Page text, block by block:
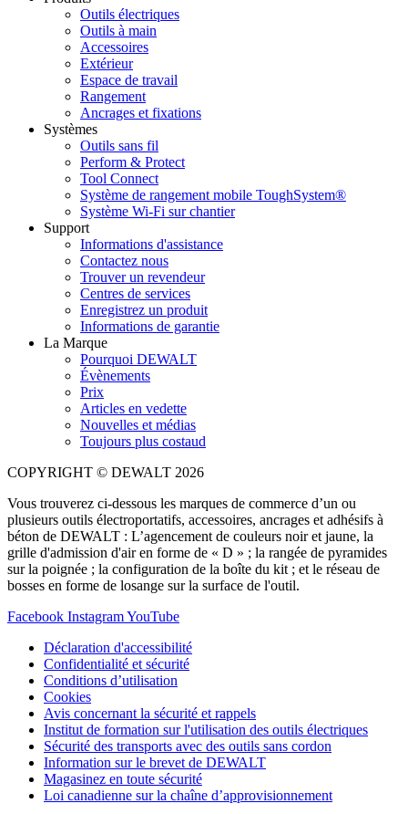
Outils électriques
Outils à main
Accessoires
Extérieur
Espace de travail
Rangement
Ancrages et fixations
Systèmes
Outils sans fil
Perform & Protect
Tool Connect
Système de rangement mobile ToughSystem®
Système Wi-Fi sur chantier
Support
Informations d'assistance
Contactez nous
Trouver un revendeur
Centres de services
Enregistrez un produit
Informations de garantie
La Marque
Pourquoi DEWALT
Évènements
Prix
Articles en vedette
Nouvelles et médias
Toujours plus costaud
COPYRIGHT © DEWALT 2026
Vous trouverez ci-dessous les marques de commerce d’un ou
plusieurs outils électroportatifs, accessoires, ancrages et adhésifs à
béton de DEWALT : L’agencement de couleurs noir et jaune, la
grille d'admission d'air en forme de « D » ; la rangée de pyramides
sur la poignée ; la configuration de la boîte du kit ; et le réseau de
bosses en forme de losange sur la surface de l'outil.
Facebook InstagramYouTube
Déclaration d'accessibilité
Confidentialité et sécurité
Conditions d’utilisation
Cookies
Avis concernant la sécurité et rappels
Institut de formation sur l'utilisation des outils électriques
Sécurité des transports avec des outils sans cordon
Information sur le brevet de DEWALT
Magasinez en toute sécurité
Loi canadienne sur la chaîne d’approvisionnement